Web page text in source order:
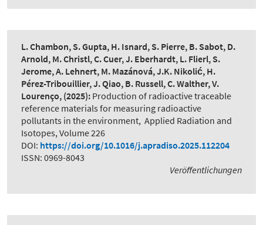
L. Chambon, S. Gupta, H. Isnard, S. Pierre, B. Sabot, D.
Arnold, M. Christl, C. Cuer, J. Eberhardt, L. Flierl, S.
Jerome, A. Lehnert, M. Mazánová, J.K. Nikolić, H.
Pérez-Tribouillier, J. Qiao, B. Russell, C. Walther, V.
Lourenço, (2025): Production of radioactive traceable
reference materials for measuring radioactive
pollutants in the environment, Applied Radiation and
Isotopes, Volume 226
DOI: https://doi.org/10.1016/j.apradiso.2025.112204
ISSN: 0969-8043
Veröffentlichungen